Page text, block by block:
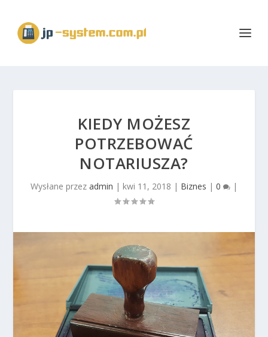
KIEDY MOŻESZ
POTRZEBOWAĆ
NOTARIUSZA?
Wysłane przez admin | kwi 11, 2018 | Biznes | 0 |